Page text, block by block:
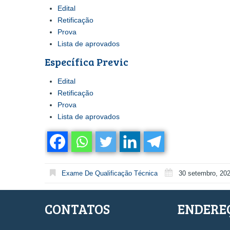
Edital
Retificação
Prova
Lista de aprovados
Específica Previc
Edital
Retificação
Prova
Lista de aprovados
Exame De Qualificação Técnica 30 setembro,
CONTATOS